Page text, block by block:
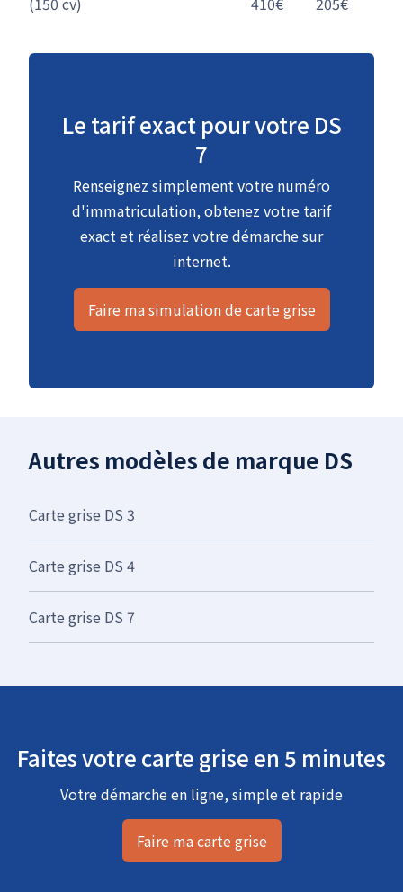
Le tarif exact pour votre DS
7
Renseignez simplement votre numéro
d'immatriculation, obtenez votre tarif
exact et réalisez votre démarche sur
internet.
Faire ma simulation de carte grise
Autres modèles de marque DS
Carte grise DS 3
Carte grise DS 4
Carte grise DS 7
Faites votre carte grise en 5 minutes
Votre démarche en ligne, simple et rapide
Faire ma carte grise